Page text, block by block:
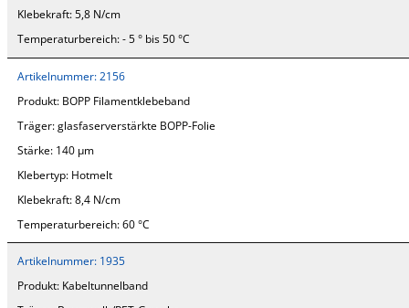
Klebekraft:5,8 N/cm
Temperaturbereich:- 5 ° bis 50 °C
Artikelnummer: 2156
Produkt: BOPP Filamentklebeband
Träger:glasfaserverstärkte BOPP-Folie
Stärke: 140 µm
Klebertyp: Hotmelt
Klebekraft:8,4 N/cm
Temperaturbereich:60 °C
Artikelnummer: 1935
Produkt: Kabeltunnelband